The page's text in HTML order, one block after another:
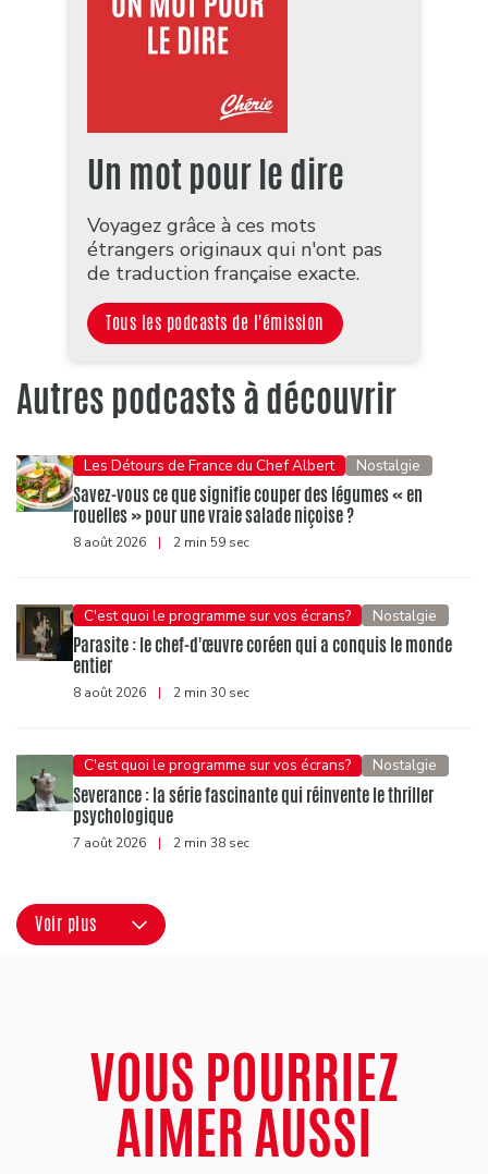
Un mot pour le dire
Voyagez grâce à ces mots
étrangers originaux qui n'ont pas
de traduction française exacte.
Tous les podcasts de l'émission
Autres podcasts à découvrir
Les Détours de France du Chef Albert Nostalgie
Savez-vous ce que signifie couper des légumes « en
rouelles » pour une vraie salade niçoise ?
8 août 2026 | 2 min 59 sec
C'est quoi le programme sur vos écrans? Nostalgie
Parasite : le chef-d'œuvre coréen qui a conquis le monde
entier
8 août 2026 | 2 min 30 sec
C'est quoi le programme sur vos écrans? Nostalgie
Severance : la série fascinante qui réinvente le thriller
psychologique
7 août 2026 | 2 min 38 sec
Voir plus
VOUS POURRIEZ
AIMER AUSSI